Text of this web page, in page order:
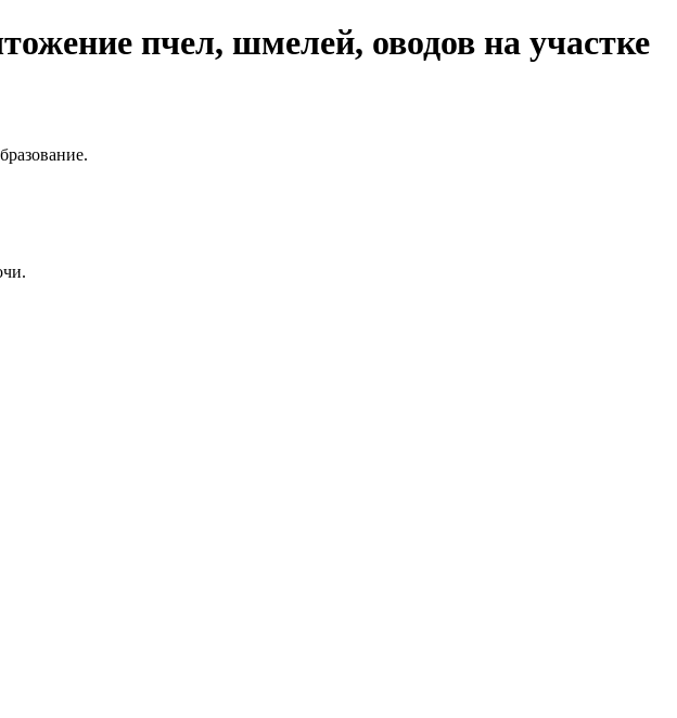
пчел, шмелей, оводов на участке